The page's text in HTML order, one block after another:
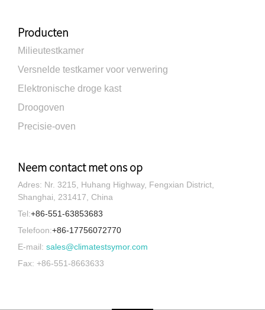
Producten
Milieutestkamer
Versnelde testkamer voor verwering
Elektronische droge kast
Droogoven
Precisie-oven
Neem contact met ons op
Adres: Nr. 3215, Huhang Highway, Fengxian District,
Shanghai, 231417, China
Tel:+86-551-63853683
Telefoon:+86-17756072770
E-mail: sales@climatestsymor.com
Fax: +86-551-8663633